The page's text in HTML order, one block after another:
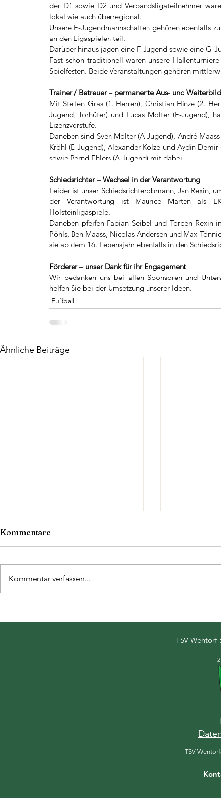
der D1 sowie D2 und Verbandsligateilnehmer
lokal wie auch überregional.
Unsere E-Jugendmannschaften gehören ebenfalls
an den Ligaspielen teil.
Darüber hinaus jagen eine F-Jugend sowie eine G-
Fast schon traditionell waren unsere
Spielfesten. Beide Veranstaltungen gehören
Trainer / Betreuer – permanente Aus- und
Mit Steffen Gras (1. Herren), Christian Hinze (2.
Jugend, Torhüter) und Lucas Molter (E-Jugend),
Lizenzvorstufe.
Daneben sind Sven Molter (A-Jugend), André
Kröhl (E-Jugend), Alexander Kolze und Aydin
sowie Bernd Ehlers (A-Jugend) mit dabei.
Schiedsrichter – Wechsel in der Verantwortung
Leider ist unser Schiedsrichterobmann, Jan Rexin,
der Verantwortung ist Maurice Marten als
Holsteinligaspiele.
Daneben pfeifen Fabian Seibel und Torben Rexin
Pöhls, Ben Maass, Nicolas Andersen und Max
sie ab dem 16. Lebensjahr ebenfalls in den
Förderer – unser Dank für ihr Engagement
Wir bedanken uns bei allen Sponsoren und
helfen Sie bei der Umsetzung unserer Ideen.
Fußball
Ähnliche Beiträge
für die Lübeck-Hilfe für
Fußball
Kommentare
Kommentar verfassen...
TSV Wentorf-
TSV